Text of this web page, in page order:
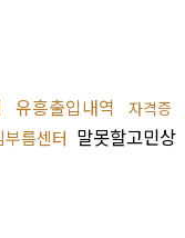
유흥출입내역
자격증
름센터 말못할고민상